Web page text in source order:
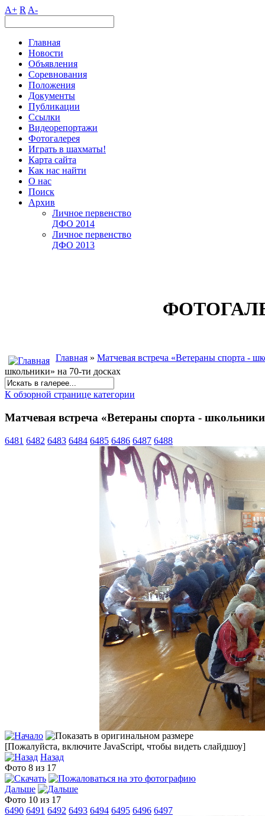
A+ R A-
Главная
Новости
Объявления
Соревнования
Положения
Документы
Публикации
Ссылки
Видеорепортажи
Фотогалерея
Играть в шахматы!
Карта сайта
Как нас найти
О нас
Поиск
Архив
Личное первенство
ДФО 2014
Личное первенство
ДФО 2013
Главная » Матчевая встреча «Ветераны спорта -
школьники» на 70-ти досках
К обзорной странице категории
Матчевая встреча «Ветераны спорта -
6481 6482 6483 6484 6485 6486 6487 6488
[Пожалуйста, включите JavaScript, чтобы видеть слайдшоу]
Назад
Фото 8 из 17
Дальше
Фото 10 из 17
6490 6491 6492 6493 6494 6495 6496 6497